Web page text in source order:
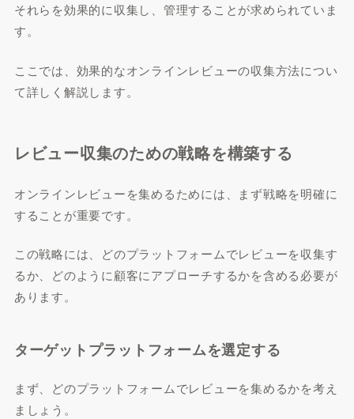
それらを効果的に収集し、管理することが求められていま
す。
ここでは、効果的なオンラインレビューの収集方法につい
て詳しく解説します。
レビュー収集のための戦略を構築する
オンラインレビューを集めるためには、まず戦略を明確に
することが重要です。
この戦略には、どのプラットフォームでレビューを収集す
るか、どのように顧客にアプローチするかを含める必要が
あります。
ターゲットプラットフォームを選定する
まず、どのプラットフォームでレビューを集めるかを考え
ましょう。